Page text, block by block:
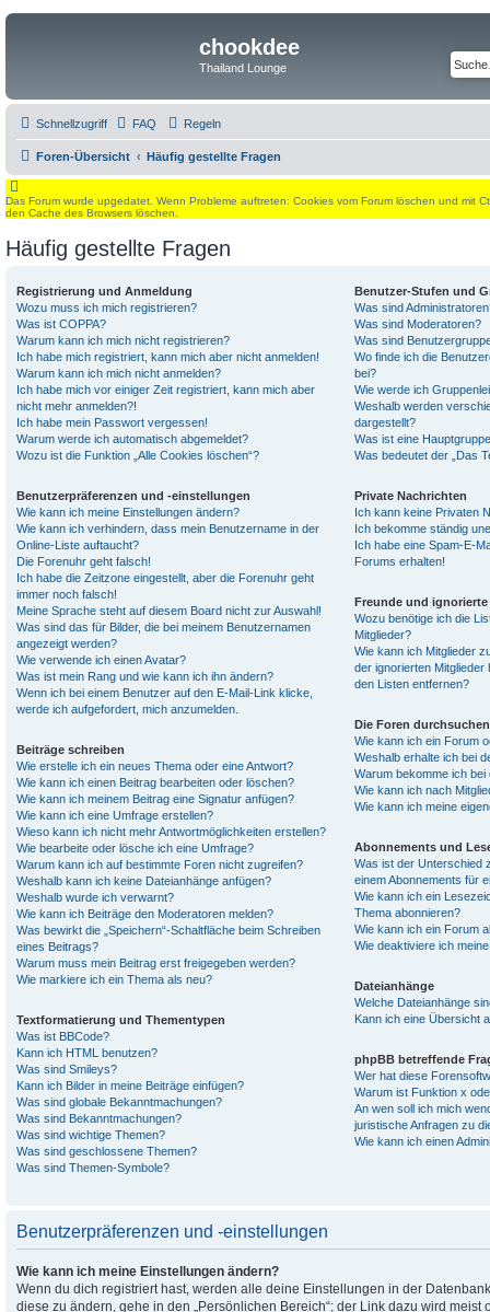
chookdee
Thailand Lounge
Schnellzugriff FAQ Regeln
Foren-Übersicht Häufig gestellte Fragen
Das Forum wurde upgedatet. Wenn Probleme auftreten: Cookies vom Forum löschen und mit
den Cache des Browsers löschen.
Häufig gestellte Fragen
Registrierung und Anmeldung
Wozu muss ich mich registrieren?
Was ist COPPA?
Warum kann ich mich nicht registrieren?
Ich habe mich registriert, kann mich aber nicht anmelden!
Warum kann ich mich nicht anmelden?
Ich habe mich vor einiger Zeit registriert, kann mich aber
nicht mehr anmelden?!
Ich habe mein Passwort vergessen!
Warum werde ich automatisch abgemeldet?
Wozu ist die Funktion „Alle Cookies löschen“?
Benutzerpräferenzen und -einstellungen
Wie kann ich meine Einstellungen ändern?
Wie kann ich verhindern, dass mein Benutzername in der
Online-Liste auftaucht?
Die Forenuhr geht falsch!
Ich habe die Zeitzone eingestellt, aber die Forenuhr geht
immer noch falsch!
Meine Sprache steht auf diesem Board nicht zur Auswahl!
Was sind das für Bilder, die bei meinem Benutzernamen
angezeigt werden?
Wie verwende ich einen Avatar?
Was ist mein Rang und wie kann ich ihn ändern?
Wenn ich bei einem Benutzer auf den E-Mail-Link klicke,
werde ich aufgefordert, mich anzumelden.
Beiträge schreiben
Wie erstelle ich ein neues Thema oder eine Antwort?
Wie kann ich einen Beitrag bearbeiten oder löschen?
Wie kann ich meinem Beitrag eine Signatur anfügen?
Wie kann ich eine Umfrage erstellen?
Wieso kann ich nicht mehr Antwortmöglichkeiten erstellen?
Wie bearbeite oder lösche ich eine Umfrage?
Warum kann ich auf bestimmte Foren nicht zugreifen?
Weshalb kann ich keine Dateianhänge anfügen?
Weshalb wurde ich verwarnt?
Wie kann ich Beiträge den Moderatoren melden?
Was bewirkt die „Speichern“-Schaltfläche beim Schreiben
eines Beitrags?
Warum muss mein Beitrag erst freigegeben werden?
Wie markiere ich ein Thema als neu?
Textformatierung und Thementypen
Was ist BBCode?
Kann ich HTML benutzen?
Was sind Smileys?
Kann ich Bilder in meine Beiträge einfügen?
Was sind globale Bekanntmachungen?
Was sind Bekanntmachungen?
Was sind wichtige Themen?
Was sind geschlossene Themen?
Was sind Themen-Symbole?
Benutzer-Stufen und
Was sind
Was sind Moderatoren?
Was sind
Wo finde ich die
bei?
Wie werde ich
Weshalb werden
dargestellt?
Was ist eine
Was bedeutet der „Das
Private Nachrichten
Ich kann keine Privaten
Ich bekomme ständig
Ich habe eine Spam-E-
Forums erhalten!
Freunde und
Wozu benötige ich die
Mitglieder?
Wie kann ich Mitglieder
der ignorierten
den Listen entfernen?
Die Foren durchsuchen
Wie kann ich ein Forum
Weshalb erhalte ich bei
Warum bekomme ich bei
Wie kann ich nach
Wie kann ich meine
Abonnements und
Was ist der Unterschied
einem Abonnements für
Wie kann ich ein
Thema abonnieren?
Wie kann ich ein Forum
Wie deaktiviere ich
Dateianhänge
Welche Dateianhänge
Kann ich eine Übersicht
phpBB betreffende
Wer hat diese
Warum ist Funktion x
An wen soll ich mich
juristische Anfragen zu
Wie kann ich einen
Benutzerpräferenzen und -einstellungen
Wie kann ich meine Einstellungen ändern?
Wenn du dich registriert hast, werden alle deine Einstellungen in der
diese zu ändern, gehe in den „Persönlichen Bereich“; der Link dazu wird meist